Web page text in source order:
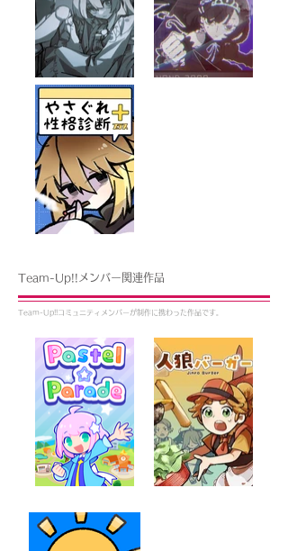
Team-Up!!メンバー関連作品
Team-Up!!コミュニティメンバーが制作に携わった作品です。